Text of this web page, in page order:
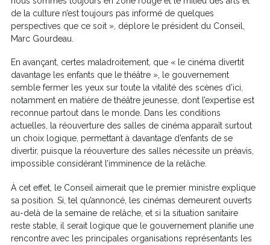
de la culture n’est toujours pas informé de quelques
perspectives que ce soit », déplore le président du Conseil,
Marc Gourdeau.
En avançant, certes maladroitement, que « le cinéma divertit
davantage les enfants que le théâtre », le gouvernement
semble fermer les yeux sur toute la vitalité des scènes d’ici,
notamment en matière de théâtre jeunesse, dont l’expertise est
reconnue partout dans le monde. Dans les conditions
actuelles, la réouverture des salles de cinéma apparaît surtout
un choix logique, permettant à davantage d’enfants de se
divertir, puisque la réouverture des salles nécessite un préavis,
impossible considérant l’imminence de la relâche.
À cet effet, le Conseil aimerait que le premier ministre explique
sa position. Si, tel qu’annoncé, les cinémas demeurent ouverts
au-delà de la semaine de relâche, et si la situation sanitaire
reste stable, il serait logique que le gouvernement planifie une
rencontre avec les principales organisations représentants les